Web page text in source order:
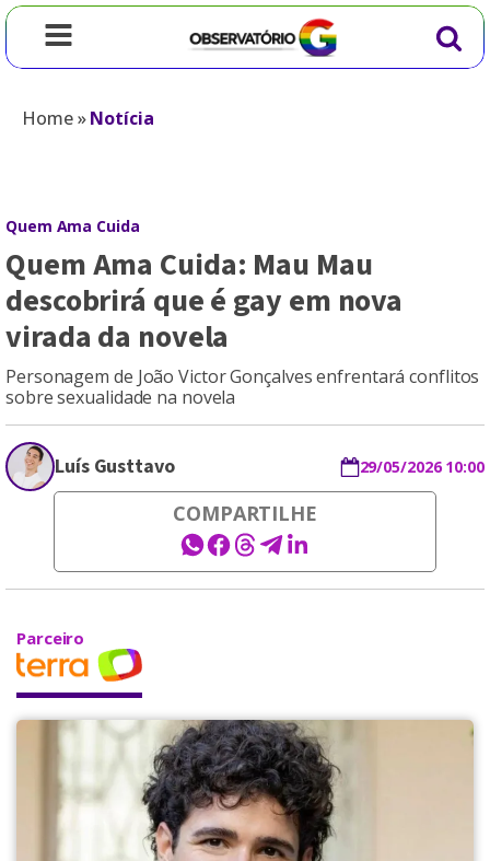
Home»Notícia
Quem Ama Cuida
Quem Ama Cuida: Mau Mau
descobrirá que é gay em nova
virada da novela
Personagem de João Victor Gonçalves enfrentará conflitos
sobre sexualidade na novela
Luís Gusttavo 29/05/2026 10:00
COMPARTILHE
Parceiro